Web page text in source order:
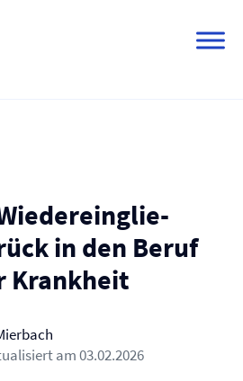
in den Beruf
Krankheit
am03.02.2026